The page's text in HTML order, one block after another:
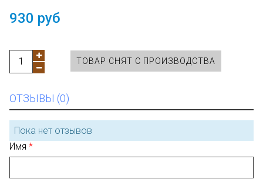
930 руб
ТОВАР СНЯТ С ПРОИЗВОДСТВА
ОТЗЫВЫ (0)
Пока нет отзывов
Имя